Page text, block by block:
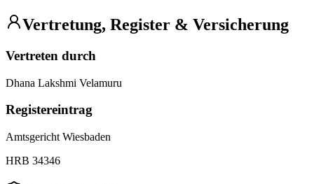
Vertretung, Register & Versicherung
Vertreten durch
Dhana Lakshmi Velamuru
Registereintrag
Amtsgericht Wiesbaden
HRB 34346